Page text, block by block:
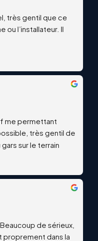
très gentil que ce
ou l’installateur. Il
me permettant
très gentil de
sur le terrain
de sérieux,
dans la